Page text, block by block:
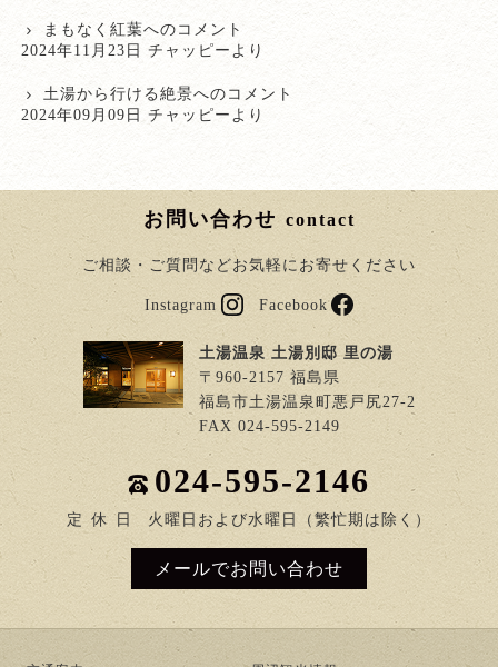
まもなく紅葉へのコメント
2024年11月23日 チャッピーより
土湯から行ける絶景へのコメント
2024年09月09日 チャッピーより
お問い合わせ contact
ご相談・ご質問などお気軽にお寄せください
Instagram Facebook
土湯温泉 土湯別邸 里の湯
〒960-2157 福島県
福島市土湯温泉町悪戸尻27-2
FAX 024-595-2149
024-595-2146
定 休 日 火曜日および水曜日（繁忙期は除く）
メールでお問い合わせ